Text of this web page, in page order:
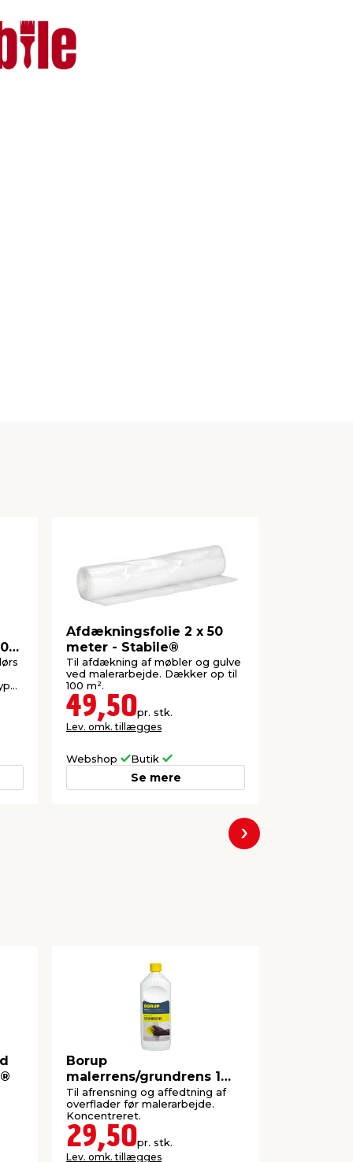
Afdækningsfolie 2 x 50
meter - Stabile®
Til afdækning af møbler og gulve
ved malerarbejde. Dækker op til
100 m².
49,50pr. stk.
Lev. omk. tillægges
Webshop Butik
Se mere
Næste
Borup
malerrens/grundrens 1
liter
Til afrensning og affedtning af
overflader før malerarbejde.
Koncentreret.
29,50pr. stk.
Lev. omk. tillægges